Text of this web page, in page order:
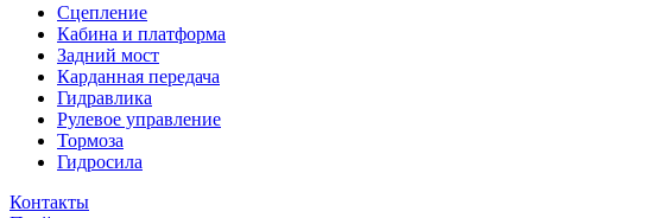
Сцепление
Кабина и платформа
Задний мост
Карданная передача
Гидравлика
Рулевое управление
Тормоза
Гидросила
Контакты